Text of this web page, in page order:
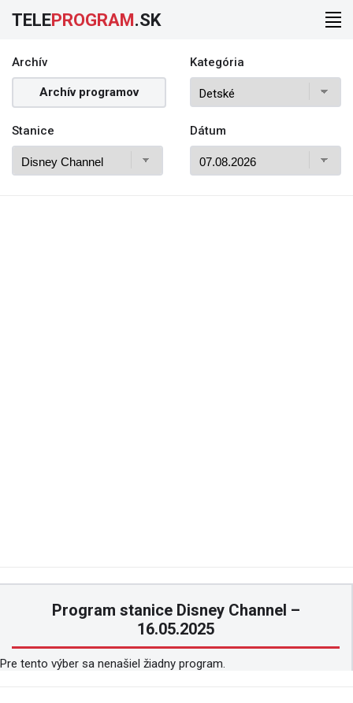
TELEPROGRAM.SK
Archív
Archív programov
Kategória
Stanice Dátum
Program stanice Disney Channel –
16.05.2025
Pre tento výber sa nenašiel žiadny program.